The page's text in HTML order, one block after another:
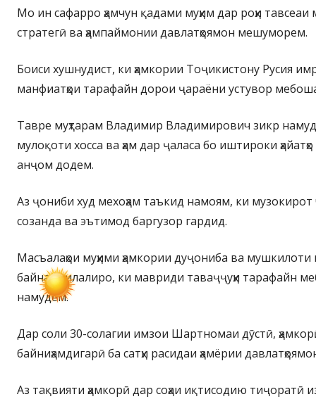
Мо ин сафарро ҳамчун қадами муҳим дар роҳи
стратегӣ ва ҳампаймонии давлатҳоямон мешуморем.
Боиси хушнудист, ки ҳамкории Тоҷикистону Русия
манфиатҳои тарафайн дорои ҷараёни устувор
Тавре муҳтарам Владимир Владимирович зикр
мулоқоти хосса ва ҳам дар ҷаласа бо иштироки
анҷом додем.
Аз ҷониби худ мехоҳам таъкид намоям, ки
созанда ва эътимод баргузор гардид.
Масъалаҳои муҳими ҳамкории дуҷониба ва
байналмилалиро, ки мавриди таваҷҷуҳи тарафайн
намудем.
Дар соли 30-солагии имзои Шартномаи дӯстӣ,
байниҳамдигарӣ ба сатҳи расидаи ҳамёрии
Аз тақвияти ҳамкорӣ дар соҳаи иқтисодию тиҷоратӣ